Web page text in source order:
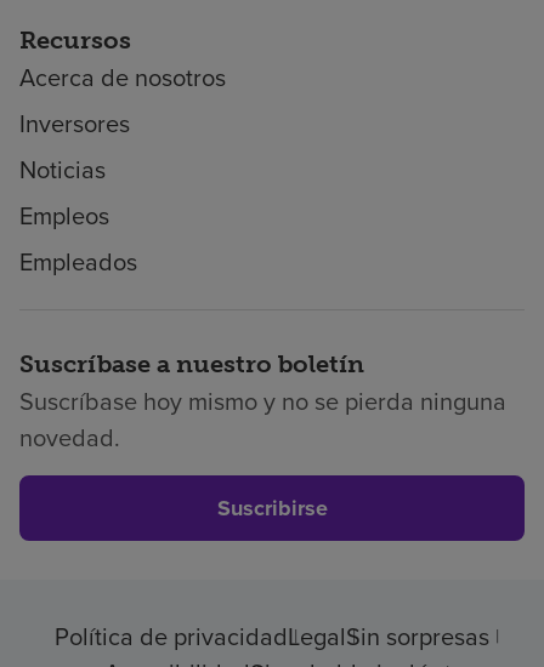
Recursos
Acerca de nosotros
Inversores
Noticias
Empleos
Empleados
Suscríbase a nuestro boletín
Suscríbase hoy mismo y no se pierda ninguna
novedad.
Suscribirse
Política de privacidadLegalSin sorpresas